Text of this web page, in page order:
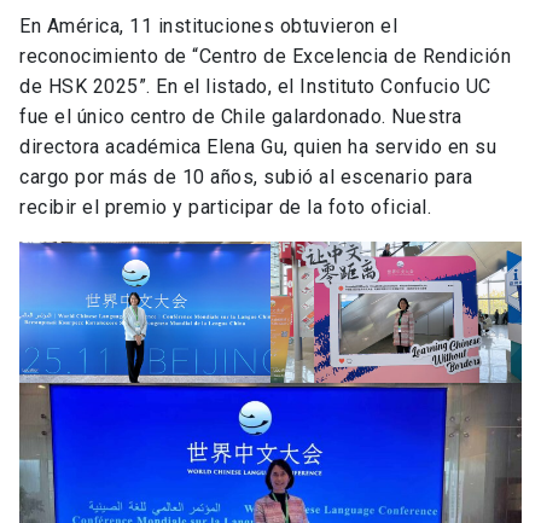
En América, 11 instituciones obtuvieron el
reconocimiento de “Centro de Excelencia de Rendición
de HSK 2025”. En el listado, el Instituto Confucio UC
fue el único centro de Chile galardonado. Nuestra
directora académica Elena Gu, quien ha servido en su
cargo por más de 10 años, subió al escenario para
recibir el premio y participar de la foto oficial.